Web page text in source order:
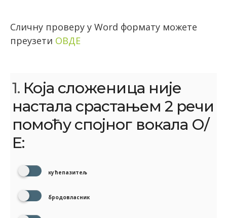
Сличну проверу у Word формату можете
преузети ОВДЕ
1. Која сложеница није
настала срастањем 2 речи
помоћу спојног вокала О/
Е:
кућепазитељ
бродовласник